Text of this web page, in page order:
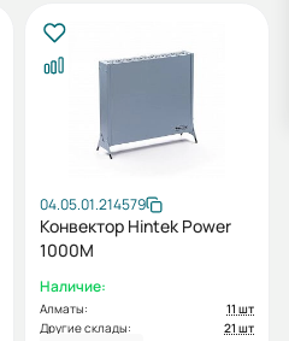
04.05.01.214579
Конвектор Hintek Power
1000M
Наличие:
Алматы:
11 шт
Другие склады:
21 шт